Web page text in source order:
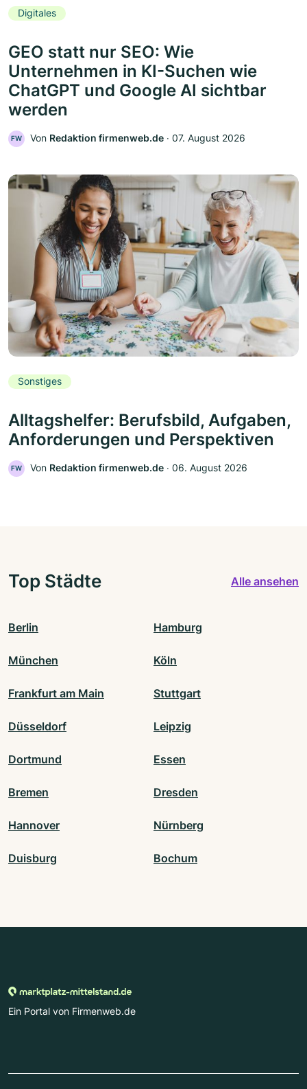
Digitales
GEO statt nur SEO: Wie
Unternehmen in KI-Suchen wie
ChatGPT und Google AI sichtbar
werden
FW Von Redaktion firmenweb.de ‧ 07. August 2026
Sonstiges
Alltagshelfer: Berufsbild, Aufgaben,
Anforderungen und Perspektiven
FW Von Redaktion firmenweb.de ‧ 06. August 2026
Top Städte Alle ansehen
Berlin Hamburg
München Köln
Frankfurt am Main Stuttgart
Düsseldorf Leipzig
Dortmund Essen
Bremen Dresden
Hannover Nürnberg
Duisburg Bochum
Ein Portal von Firmenweb.de